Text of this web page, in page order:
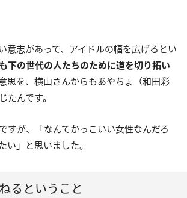
意志があって、アイドルの幅を広げるとい
も下の世代の人たちのために道を切り拓い
思を、横山さんからもあやちょ（和田彩
たんです。
すが、「なんてかっこいい女性なんだろ
い」と思いました。
るということ